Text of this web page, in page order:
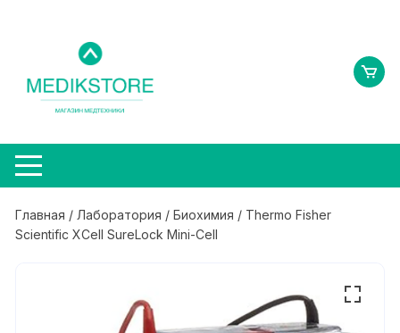
содержимому
Главная / Лаборатория /Биохимия / Thermo Fisher
Scientific XCell SureLock Mini-Cell